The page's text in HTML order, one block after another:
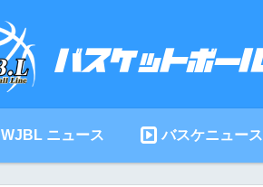
WJBL ニュース バスケニュース